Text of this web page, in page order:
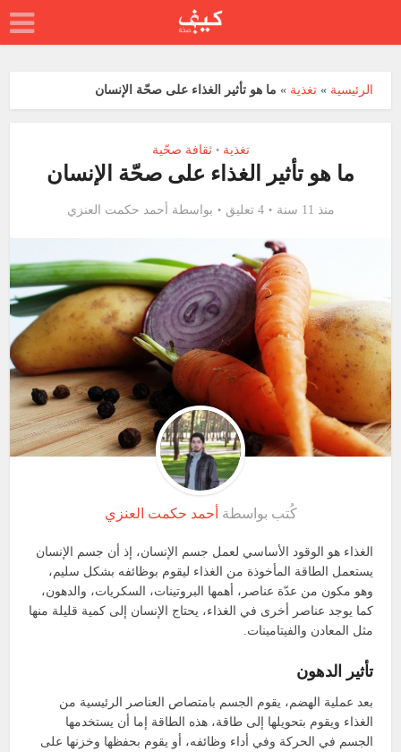
الرئيسية »تغذية » ما هو تأثير الغذاء على صحّة الإنسان
تغذية • ثقافة صحّية
ما هو تأثير الغذاء على صحّة الإنسان
منذ 11 سنة 4 تعليق بواسطة أحمد حكمت العنزي
كُتب بواسطة أحمد حكمت العنزي
الغذاء هو الوقود الأساسي لعمل جسم الإنسان، إذ أن جسم الإنسان
يستعمل الطاقة المأخوذة من الغذاء ليقوم بوظائفه بشكل سليم،
وهو مكون من عدّة عناصر، أهمها البروتينات، السكريات، والدهون،
كما يوجد عناصر أخرى في الغذاء، يحتاج الإنسان إلى كمية قليلة منها
مثل المعادن والفيتامينات.
تأثير الدهون
بعد عملية الهضم، يقوم الجسم بامتصاص العناصر الرئيسية من
الغذاء ويقوم بتحويلها إلى طاقة، هذه الطاقة إما أن يستخدمها
الجسم في الحركة وفي أداء وظائفه، أو يقوم بحفظها وخزنها على